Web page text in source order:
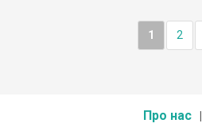
1 2
Про нас